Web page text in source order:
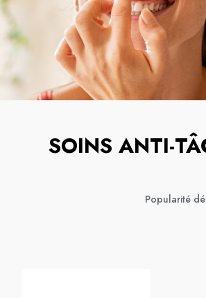
SOINS ANTI-